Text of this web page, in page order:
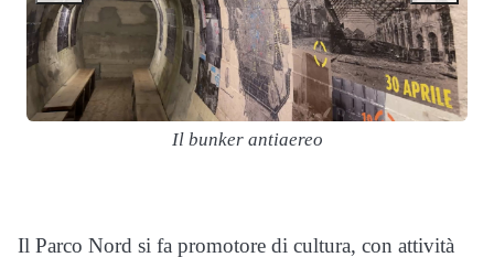
Il bunker antiaereo
Il Parco Nord si fa promotore di cultura, con attività